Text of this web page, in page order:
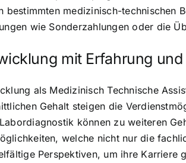
bestimmten medizinisch-technischen
wie Sonderzahlungen oder die
mit Erfahrung
als Medizinisch Technische
Gehalt steigen die
können zu weiteren
welche nicht nur die
Perspektiven, um ihre